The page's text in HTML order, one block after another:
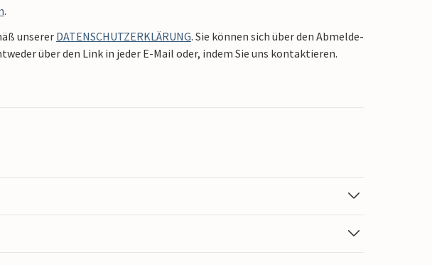
.
unserer DATENSCHUTZERKLÄRUNG. Sie können sich über den Abmelde-
über den Link in jeder E-Mail oder, indem Sie uns kontaktieren.